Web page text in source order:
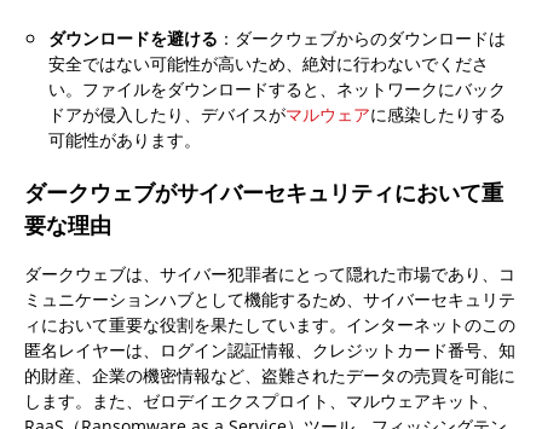
ダウンロードを避ける ：ダークウェブからのダウンロードは
安全ではない可能性が高いため、絶対に行わないでくださ
い。ファイルをダウンロードすると、ネットワークにバック
ドアが侵入したり、デバイスがマルウェアに感染したりする
可能性があります。
ダークウェブがサイバーセキュリティにおいて重
要な理由
ダークウェブは、サイバー犯罪者にとって隠れた市場であり、コ
ミュニケーションハブとして機能するため、サイバーセキュリテ
ィにおいて重要な役割を果たしています。インターネットのこの
匿名レイヤーは、ログイン認証情報、クレジットカード番号、知
的財産、企業の機密情報など、盗難されたデータの売買を可能に
します。また、ゼロデイエクスプロイト、マルウェアキット、